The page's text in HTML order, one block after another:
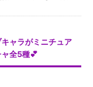
ャラがミニチュア
全5種💕